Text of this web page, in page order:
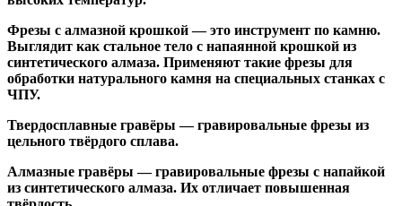
Фрезы с алмазной крошкой— это инструмент по камню.
Выглядит как стальное тело с напаянной крошкой из
синтетического алмаза. Применяют такие фрезы для
обработки натурального камня на специальных станках с
ЧПУ.
Твердосплавные гравёры — гравировальные фрезы из
цельного твёрдого сплава.
Алмазные гравёры — гравировальные фрезы с напайкой
из синтетического алмаза. Их отличает повышенная